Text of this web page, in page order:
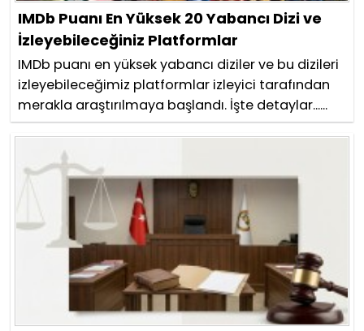
IMDb Puanı En Yüksek 20 Yabancı Dizi ve
İzleyebileceğiniz Platformlar
IMDb puanı en yüksek yabancı diziler ve bu dizileri
izleyebileceğimiz platformlar izleyici tarafından
merakla araştırılmaya başlandı. İşte detaylar......